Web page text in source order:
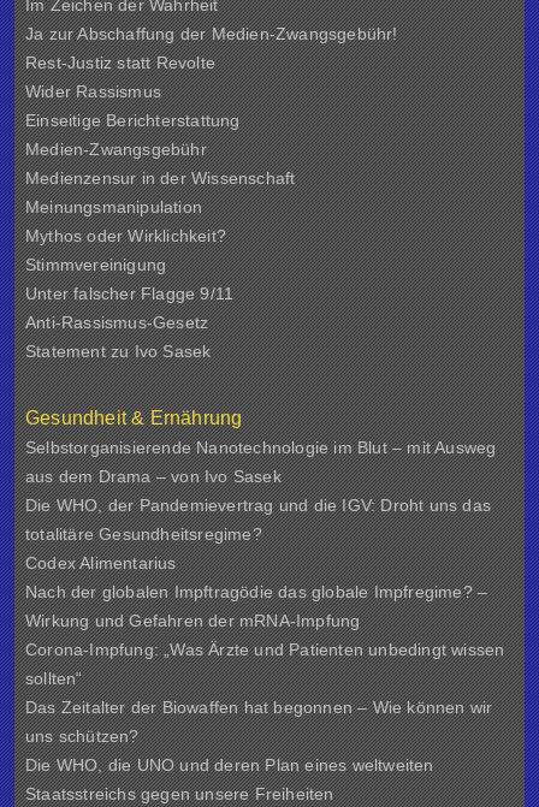
Im Zeichen der Wahrheit
Ja zur Abschaffung der Medien-Zwangsgebühr!
Rest-Justiz statt Revolte
Wider Rassismus
Einseitige Berichterstattung
Medien-Zwangsgebühr
Medienzensur in der Wissenschaft
Meinungsmanipulation
Mythos oder Wirklichkeit?
Stimmvereinigung
Unter falscher Flagge 9/11
Anti-Rassismus-Gesetz
Statement zu Ivo Sasek
Gesundheit & Ernährung
Selbstorganisierende Nanotechnologie im Blut – mit Ausweg
aus dem Drama – von Ivo Sasek
Die WHO, der Pandemievertrag und die IGV: Droht uns das
totalitäre Gesundheitsregime?
Codex Alimentarius
Nach der globalen Impftragödie das globale Impfregime? –
Wirkung und Gefahren der mRNA-Impfung
Corona-Impfung: „Was Ärzte und Patienten unbedingt wissen
sollten“
Das Zeitalter der Biowaffen hat begonnen – Wie können wir
uns schützen?
Die WHO, die UNO und deren Plan eines weltweiten
Staatsstreichs gegen unsere Freiheiten